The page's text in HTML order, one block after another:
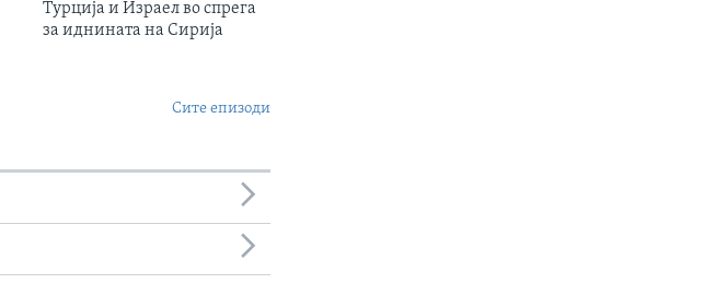
Турција и Израел во спрега
за иднината на Сирија
Сите епизоди